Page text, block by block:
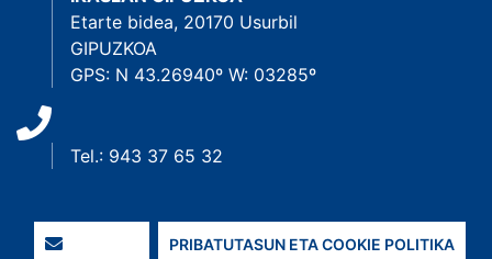
Etarte bidea, 20170 Usurbil
GIPUZKOA
GPS: N 43.26940º W: 03285º
Tel.: 943 37 65 32
PRIBATUTASUN ETA COOKIE POLITIKA